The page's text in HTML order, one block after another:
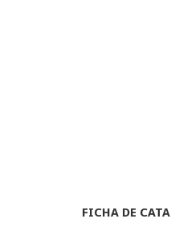
FICHA DE CATA